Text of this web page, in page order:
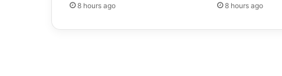
8 hours ago 8 hours ago